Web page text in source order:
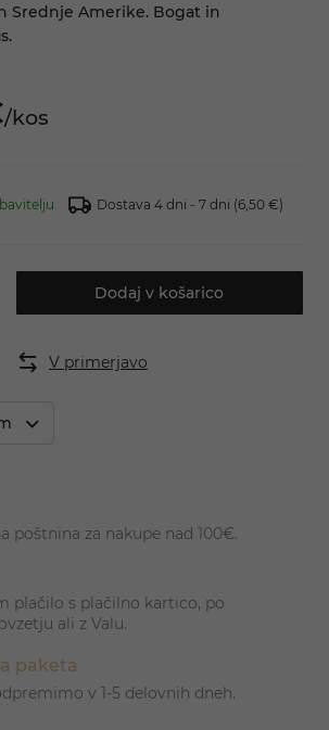
Srednje Amerike. Bogat in
/kos
Dostava 4 dni - 7 dni (6,50 €)
Dodaj v košarico
V primerjavo
poštnina za nakupe nad 100€.
plačilo s plačilno kartico, po
ali z Valu.
paketa
v 1-5 delovnih dneh.